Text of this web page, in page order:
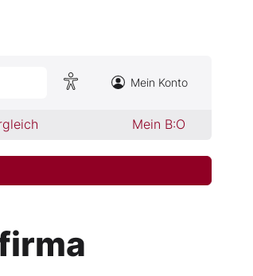
Mein Konto
Mein B:O